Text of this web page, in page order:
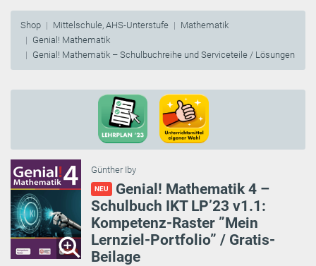
Shop Mittelschule, AHS-Unterstufe
Mathematik
Genial! Mathematik
Genial! Mathematik – Schulbuchreihe und Serviceteile / Lösungen
Günther Iby
NEU
Genial! Mathematik 4 –
Schulbuch IKT LP’23 v1.1:
Kompetenz-Raster ”Mein
Lernziel-Portfolio” / Gratis-
Beilage